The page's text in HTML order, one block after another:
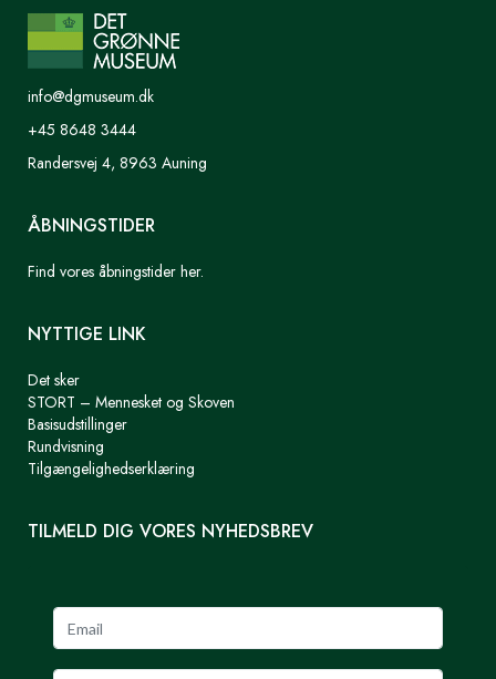
info@dgmuseum.dk
+45 8648 3444
Randersvej 4, 8963 Auning
ÅBNINGSTIDER
Find vores åbningstider her.
NYTTIGE LINK
Det sker
STORT – Mennesket og Skoven
Basisudstillinger
Rundvisning
Tilgængelighedserklæring
TILMELD DIG VORES NYHEDSBREV